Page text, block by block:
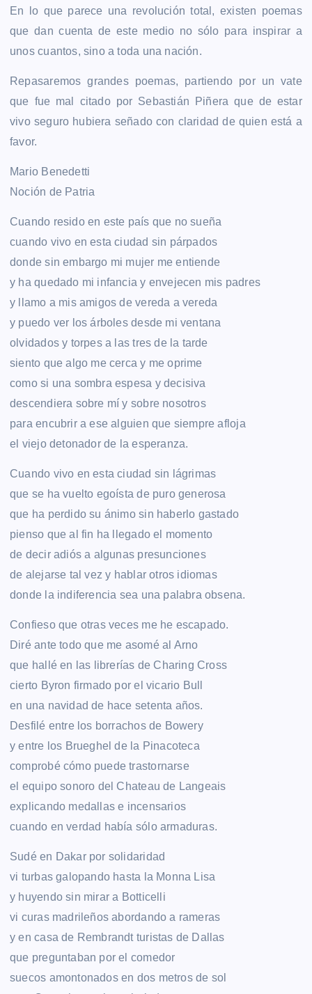
En lo que parece una revolución total, existen poemas
que dan cuenta de este medio no sólo para inspirar a
unos cuantos, sino a toda una nación.
Repasaremos grandes poemas, partiendo por un vate
que fue mal citado por Sebastián Piñera que de estar
vivo seguro hubiera señado con claridad de quien está a
favor.
Mario Benedetti
Noción de Patria
Cuando resido en este país que no sueña
cuando vivo en esta ciudad sin párpados
donde sin embargo mi mujer me entiende
y ha quedado mi infancia y envejecen mis padres
y llamo a mis amigos de vereda a vereda
y puedo ver los árboles desde mi ventana
olvidados y torpes a las tres de la tarde
siento que algo me cerca y me oprime
como si una sombra espesa y decisiva
descendiera sobre mí y sobre nosotros
para encubrir a ese alguien que siempre afloja
el viejo detonador de la esperanza.
Cuando vivo en esta ciudad sin lágrimas
que se ha vuelto egoísta de puro generosa
que ha perdido su ánimo sin haberlo gastado
pienso que al fin ha llegado el momento
de decir adiós a algunas presunciones
de alejarse tal vez y hablar otros idiomas
donde la indiferencia sea una palabra obsena.
Confieso que otras veces me he escapado.
Diré ante todo que me asomé al Arno
que hallé en las librerías de Charing Cross
cierto Byron firmado por el vicario Bull
en una navidad de hace setenta años.
Desfilé entre los borrachos de Bowery
y entre los Brueghel de la Pinacoteca
comprobé cómo puede trastornarse
el equipo sonoro del Chateau de Langeais
explicando medallas e incensarios
cuando en verdad había sólo armaduras.
Sudé en Dakar por solidaridad
vi turbas galopando hasta la Monna Lisa
y huyendo sin mirar a Botticelli
vi curas madrileños abordando a rameras
y en casa de Rembrandt turistas de Dallas
que preguntaban por el comedor
suecos amontonados en dos metros de sol